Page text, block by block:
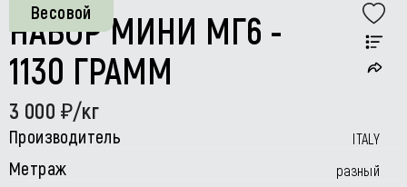
Весовой
НАБОР МИНИ МГ6 -
1130 ГРАММ
3 000 /кг
Производитель ITALY
Метраж разный